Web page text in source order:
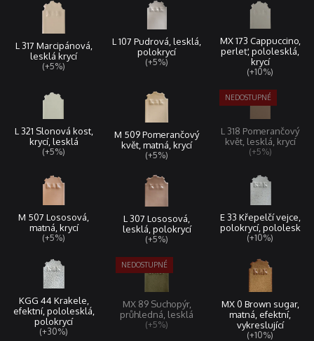
L 317 Marcipánová,
lesklá krycí
(+5%)
L 107 Pudrová, lesklá,
polokrycí
(+5%)
MX 173 Cappuccino,
perleť, pololesklá,
krycí
(+10%)
L 321 Slonová kost,
krycí, lesklá
(+5%)
M 509 Pomerančový
květ, matná, krycí
(+5%)
L 318 Pomerančový
květ, lesklá, krycí
(+5%)
M 507 Lososová,
matná, krycí
(+5%)
L 307 Lososová,
lesklá, polokrycí
(+5%)
E 33 Křepelčí vejce,
polokrycí, pololesk
(+10%)
KGG 44 Krakele,
efektní, pololesklá,
polokrycí
(+30%)
MX 89 Suchopýr,
průhledná, lesklá
(+5%)
MX 0 Brown sugar,
matná, efektní,
vykreslující
(+10%)